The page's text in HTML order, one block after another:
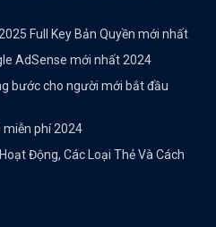
Full Key Bản Quyền mới nhất
AdSense mới nhất 2024
bước cho người mới bắt đầu
miễn phí 2024
Động, Các Loại Thẻ Và Cách